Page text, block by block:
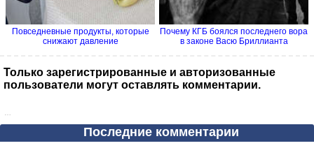
Повседневные продукты, которые
снижают давление
Почему КГБ боялся последнего вора
в законе Васю Бриллианта
Только зарегистрированные и авторизованные
пользователи могут оставлять комментарии.
Последние комментарии